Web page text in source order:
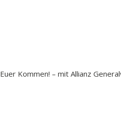
Kommen! – mit Allianz